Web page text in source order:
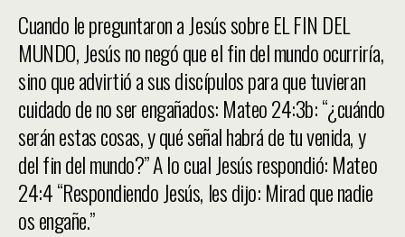
Cuando le preguntaron a Jesús sobre EL FIN DEL
MUNDO, Jesús no negó que el fin del mundo ocurriría,
sino que advirtió a sus discípulos para que tuvieran
cuidado de no ser engañados: Mateo 24:3b: “¿cuándo
serán estas cosas, y qué señal habrá de tu venida, y
del fin del mundo?” A lo cual Jesús respondió: Mateo
24:4 “Respondiendo Jesús, les dijo: Mirad que nadie
os engañe.”